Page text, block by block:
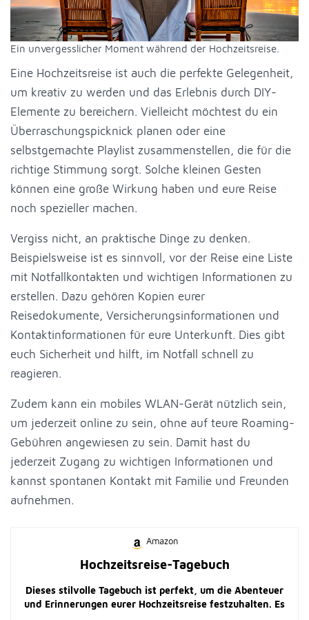
Ein unvergesslicher Moment während der Hochzeitsreise.
Eine Hochzeitsreise ist auch die perfekte Gelegenheit,
um kreativ zu werden und das Erlebnis durch DIY-
Elemente zu bereichern. Vielleicht möchtest du ein
Überraschungspicknick planen oder eine
selbstgemachte Playlist zusammenstellen, die für die
richtige Stimmung sorgt. Solche kleinen Gesten
können eine große Wirkung haben und eure Reise
noch spezieller machen.
Vergiss nicht, an praktische Dinge zu denken.
Beispielsweise ist es sinnvoll, vor der Reise eine Liste
mit Notfallkontakten und wichtigen Informationen zu
erstellen. Dazu gehören Kopien eurer
Reisedokumente, Versicherungsinformationen und
Kontaktinformationen für eure Unterkunft. Dies gibt
euch Sicherheit und hilft, im Notfall schnell zu
reagieren.
Zudem kann ein mobiles WLAN-Gerät nützlich sein,
um jederzeit online zu sein, ohne auf teure Roaming-
Gebühren angewiesen zu sein. Damit hast du
jederzeit Zugang zu wichtigen Informationen und
kannst spontanen Kontakt mit Familie und Freunden
aufnehmen.
Amazon
Hochzeitsreise-Tagebuch
Dieses stilvolle Tagebuch ist perfekt, um die Abenteuer
und Erinnerungen eurer Hochzeitsreise festzuhalten. Es